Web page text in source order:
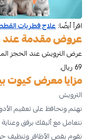
اقرأ أيضًا:علاج فطريات
عروض مقدمة عند
69 ريال.
مزايا معرض كيوت
الترويش
نهتم ونحافظ على تعقيم
نتعامل مع أليفك برفق وعناية
نقوم بقص الأظافر وتنظيف